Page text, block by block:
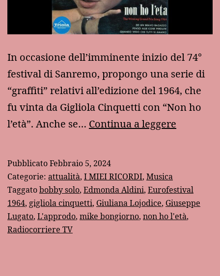
In occasione dell’imminente inizio del 74°
festival di Sanremo, propongo una serie di
“graffiti” relativi all’edizione del 1964, che
fu vinta da Gigliola Cinquetti con “Non ho
l’età”. Anche se… Continua a leggere
PubblicatoFebbraio 5, 2024
Categorie: attualità, I MIEI RICORDI, Musica
Taggatobobby solo, Edmonda Aldini, Eurofestival
1964, gigliola cinquetti, Giuliana Lojodice, Giuseppe
Lugato, L'approdo, mike bongiorno, non ho l'età,
Radiocorriere TV